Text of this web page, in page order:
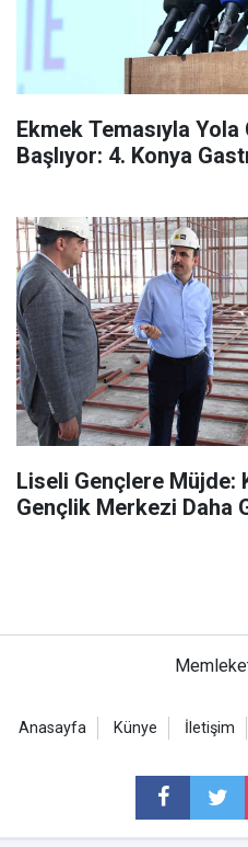
Ekmek Temasıyla
Başlıyor: 4. Konya
Liseli Gençlere Müjde:
Gençlik Merkezi Daha
Anasayfa Künye İletişim